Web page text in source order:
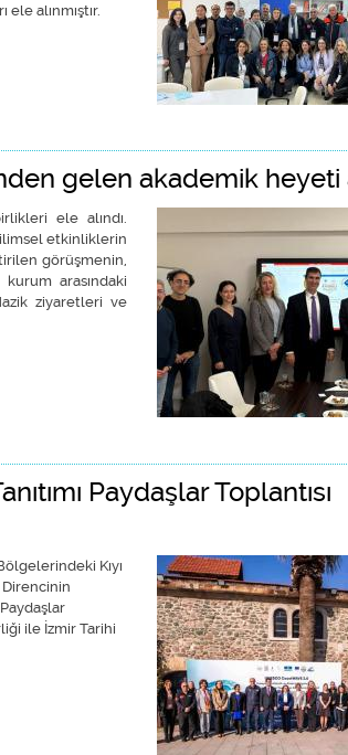
alınmıştır.
gelen akademik heyeti
ele alındı.
etkinliklerin
görüşmenin,
arasındaki
ziyaretleri ve
hakkında
Paydaşlar Toplantısı
Kıyı
Direncinin
ile İzmir Tarihi
hakkında